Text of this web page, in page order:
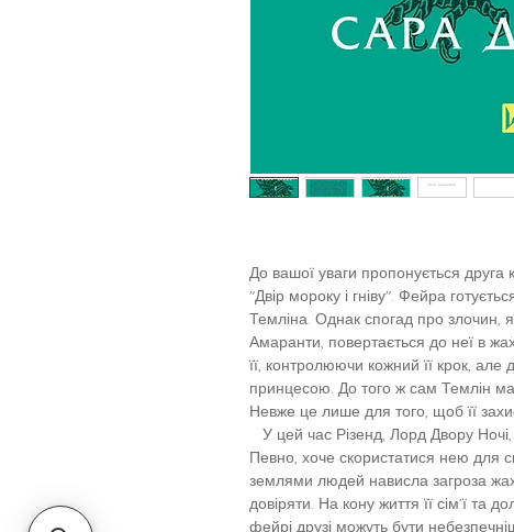
До вашої уваги пропонується друга
"Двір мороку і гніву". Фейра
Темліна. Однак спогад про злочин,
Амаранти, повертається до неї в
її, контролюючи кожний її крок, але
принцесою. До того ж сам Темлін
Невже це лише для того, щоб її
У цей час Різенд, Лорд Двору
Певно, хоче скористатися нею для
землями людей нависла загроза
довіряти. На кону життя її сім’ї та
фейрі друзі можуть бути